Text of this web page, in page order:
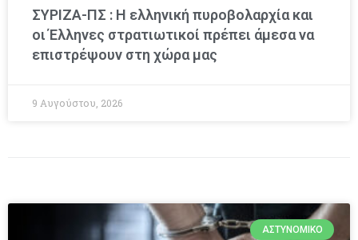
ΣΥΡΙΖΑ-ΠΣ : Η ελληνική πυροβολαρχία και
οι Έλληνες στρατιωτικοί πρέπει άμεσα να
επιστρέψουν στη χώρα μας
9 Αυγούστου, 2026
ΑΣΤΥΝΟΜΙΚΌ